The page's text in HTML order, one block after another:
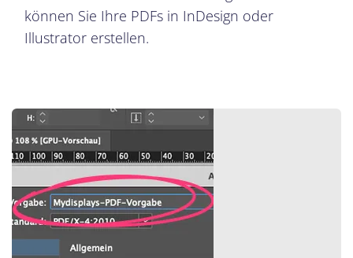
können Sie Ihre PDFs in InDesign oder
Illustrator erstellen.